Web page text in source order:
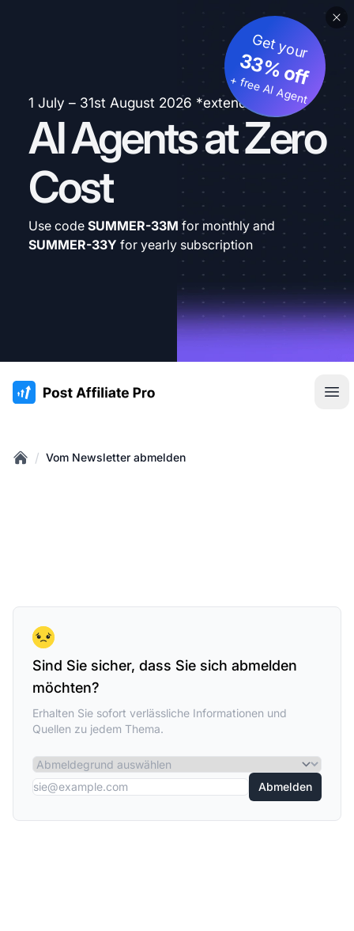
1 July – 31st August 2026 *extended
AI Agents at Zero
Cost
Get your
33% off
+ free AI Agent
Use code SUMMER-33M for monthly and
SUMMER-33Y for yearly subscription
:site.title
/ Vom Newsletter abmelden
Sind Sie sicher, dass Sie sich abmelden
möchten?
Erhalten Sie sofort verlässliche Informationen und
Quellen zu jedem Thema.
Abmelden